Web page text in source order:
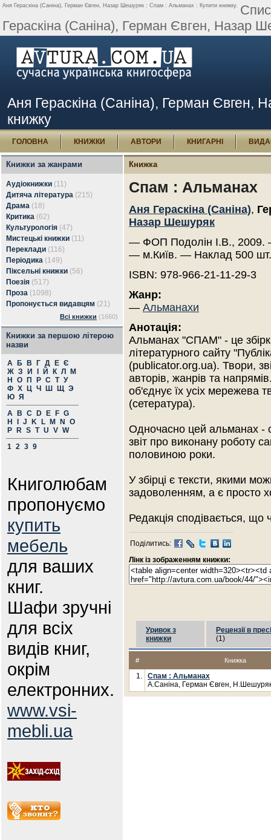
Аня Гераскіна (Саніна), Герман Євген, Назар Шешуряк : Спам : Альманах : Купити книжку.
Гераскіна (Саніна), Герман Євген, Назар
Аня Гераскіна (Саніна), Герман
книжку
ГОЛОВНА КНИЖКИ АВТОРИ КНИГАРНІ
Книжки за жанрами
Аудіокнижки (11)
Дитяча література (215)
Драма (18)
Критика (62)
Культурологія (47)
Мистецькі книжки (11)
Переклади (116)
Періодика (149)
Піксельні книжки (56)
Поезія (517)
Проза (1098)
Пропонується видавцям (21)
Всі книжки (1660)
Книжки за першою літерою
назви
А Б В Г Д Е Є
Ж З И Й К Л
М
Н
О П Р С Т У
Ф Х Ц Ч Ш Щ Э
Ю Я
A
B C D E F G
H
J K L M N
O
P
R S T U V W
1 2 3 9
Книголюбам
пропонуємо
купить
мебель
для ваших
книг.
Шафи зручні
для всіх
видів книг,
окрім
електронних.
www.vsi-
mebli.ua
Книжка
Спам : Альманах
Аня Гераскіна (Саніна),
Назар Шешуряк
— ФОП Подолін І.В., 2009.
— м.Київ. — Наклад 500 шт.
ISBN: 978-966-21-11-29-3
Жанр:
— Альманахи
Анотація:
Альманах "СПАМ" - це
літературного сайту
(publicator.org.ua). Твори,
авторів, жанрів та
об'єднує їх усіх мережева
(сетература).
Одночасно цей альманах -
звіт про виконану роботу
половиною роки.
У збірці є тексти, якими
задоволенням, а є просто
Редакція сподівається,
Поділитись:
Лінк із зображенням книжки:
Уривок з
книжки
Рецензії в пресі
(1)
# Книжка
1.
Спам : Альманах
А.Саніна, Герман Євген,